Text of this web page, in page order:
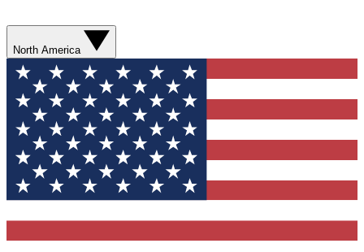
North America